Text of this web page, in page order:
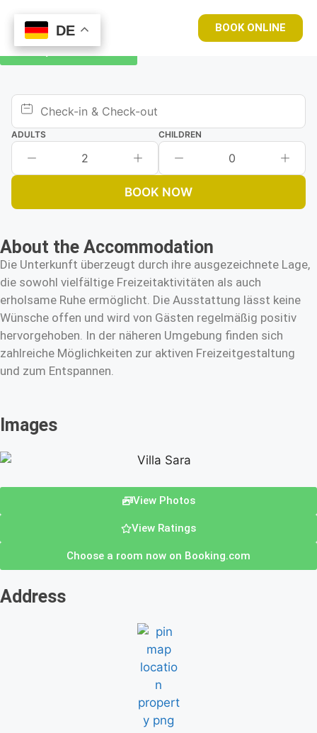
BOOK ONLINE
Book your room now
ADULTS
2
CHILDREN
0
BOOK NOW
About the Accommodation
Die Unterkunft überzeugt durch ihre ausgezeichnete Lage,
die sowohl vielfältige Freizeitaktivitäten als auch
erholsame Ruhe ermöglicht. Die Ausstattung lässt keine
Wünsche offen und wird von Gästen regelmäßig positiv
hervorgehoben. In der näheren Umgebung finden sich
zahlreiche Möglichkeiten zur aktiven Freizeitgestaltung
und zum Entspannen.
Images
View Photos
View Ratings
Choose a room now on Booking.com
Address
DE
DE